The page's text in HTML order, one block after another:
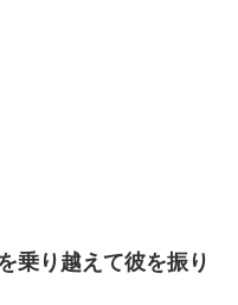
乗り越えて彼を振り